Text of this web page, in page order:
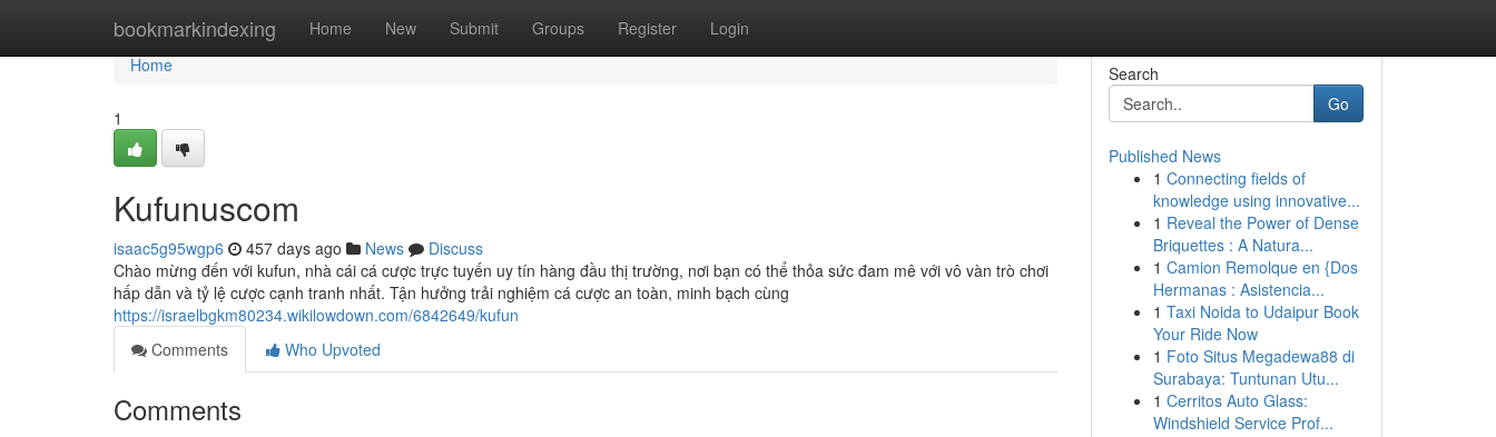
bookmarkindexing Home New Submit Groups Register Login
Home
Home
1
Kufunuscom
isaac5g95wgp6 457 days ago News
Discuss
Chào mừng đến với kufun, nhà cái cá cược trực tuyến uy tín hàng đầu thị trường, nơi bạn có thể thỏa sức đam mê với vô vàn trò chơi
hấp dẫn và tỷ lệ cược cạnh tranh nhất. Tận hưởng trải nghiệm cá cược an toàn, minh bạch cùng
https://israelbgkm80234.wikilowdown.com/6842649/kufun
Comments
Who Upvoted
Comments
Search
Go
Published News
1 Connecting fields of
knowledge using innovative...
1 Reveal the Power of Dense
Briquettes : A Natura...
1 Camion Remolque en {Dos
Hermanas : Asistencia...
1 Taxi Noida to Udaipur Book
Your Ride Now
1 Foto Situs Megadewa88 di
Surabaya: Tuntunan Utu...
1 Cerritos Auto Glass:
Windshield Service Prof...